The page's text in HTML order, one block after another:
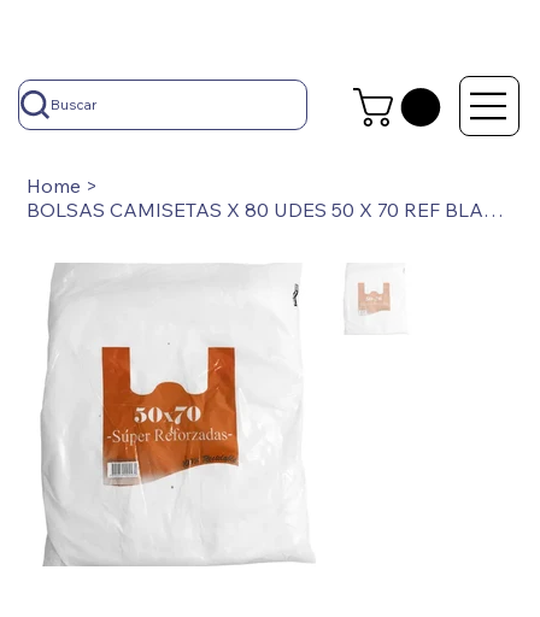
Buscar
Home >
BOLSAS CAMISETAS X 80 UDES 50 X 70 REF BLANCAS